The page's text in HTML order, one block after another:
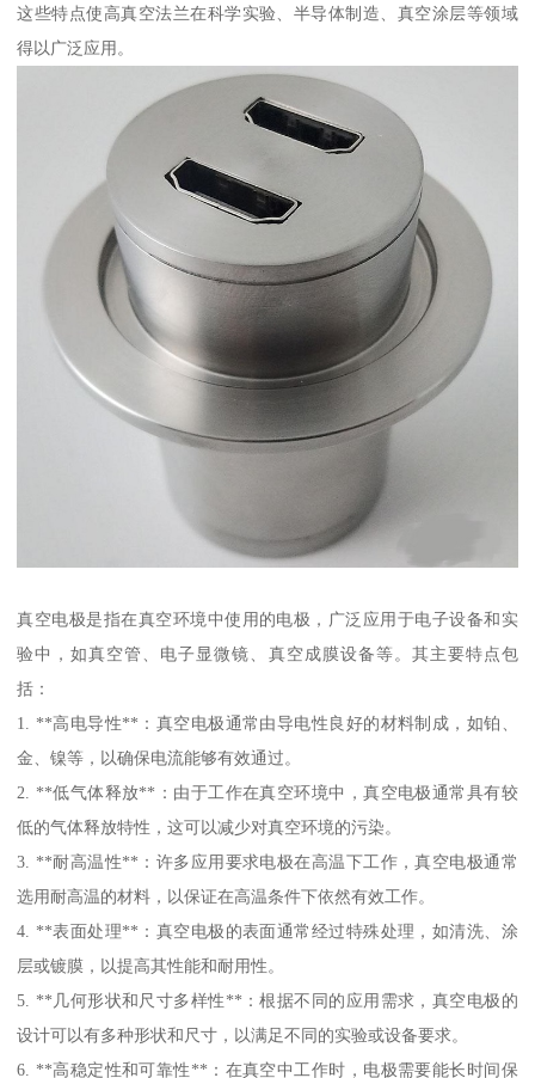
这些特点使高真空法兰在科学实验、半导体制造、真空涂层等领域
得以广泛应用。
真空电极是指在真空环境中使用的电极，广泛应用于电子设备和实
验中，如真空管、电子显微镜、真空成膜设备等。其主要特点包
括：
1. **高电导性**：真空电极通常由导电性良好的材料制成，如铂、
金、镍等，以确保电流能够有效通过。
2. **低气体释放**：由于工作在真空环境中，真空电极通常具有较
低的气体释放特性，这可以减少对真空环境的污染。
3. **耐高温性**：许多应用要求电极在高温下工作，真空电极通常
选用耐高温的材料，以保证在高温条件下依然有效工作。
4. **表面处理**：真空电极的表面通常经过特殊处理，如清洗、涂
层或镀膜，以提高其性能和耐用性。
5. **几何形状和尺寸多样性**：根据不同的应用需求，真空电极的
设计可以有多种形状和尺寸，以满足不同的实验或设备要求。
6. **高稳定性和可靠性**：在真空中工作时，电极需要能长时间保